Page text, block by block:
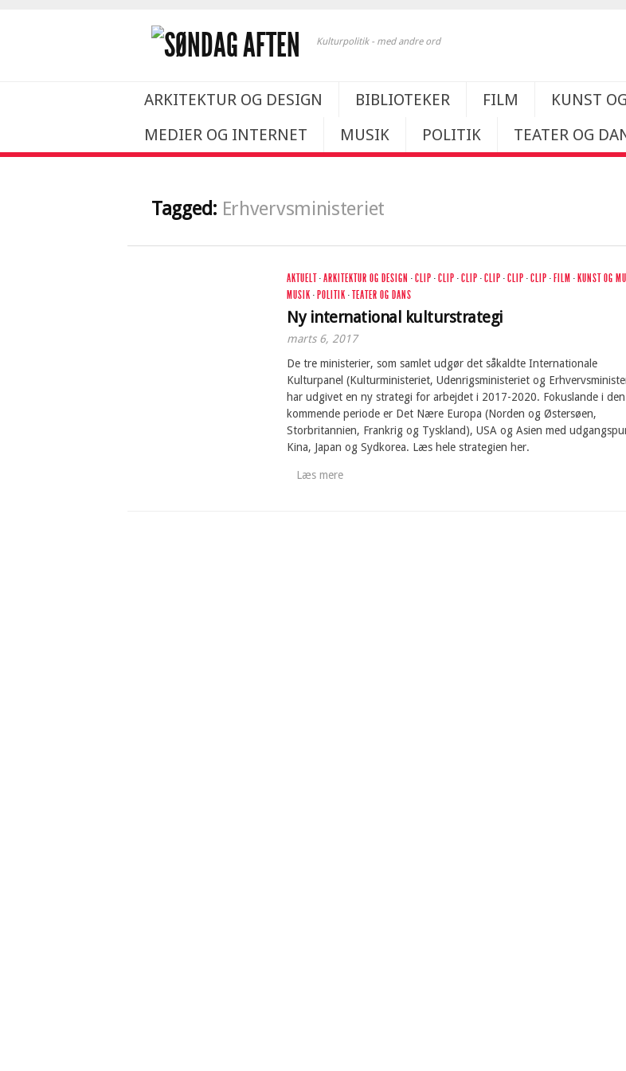
Kulturpolitik - med andre ord
ARKITEKTUR OG DESIGN BIBLIOTEKER FILM KUNST
MEDIER OG INTERNET
MUSIK POLITIK TEATER OG
Tagged: Erhvervsministeriet
AKTUELT·ARKITEKTUR OG DESIGN ·CLIP ·CLIP ·CLIP ·CLIP ·CLIP ·CLIP · FILM · KUNST OG
MUSIK · POLITIK ·TEATER OG DANS
Ny international kulturstrategi
marts 6, 2017
De tre ministerier, som samlet udgør det såkaldte Internationale
Kulturpanel (Kulturministeriet, Udenrigsministeriet og
har udgivet en ny strategi for arbejdet i 2017-2020. Fokuslande i den
kommende periode er Det Nære Europa (Norden og Østersøen,
Storbritannien, Frankrig og Tyskland), USA og Asien med
Kina, Japan og Sydkorea. Læs hele strategien her.
Læs mere